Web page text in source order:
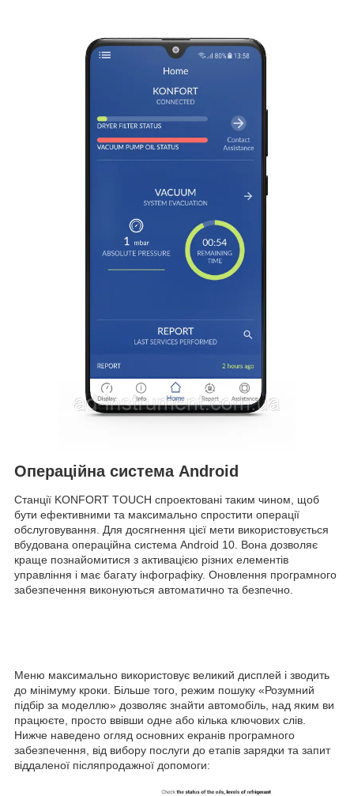
Операційна система Android
Станції KONFORT TOUCH спроектовані таким чином, щоб
бути ефективними та максимально спростити операції
обслуговування. Для досягнення цієї мети використовується
вбудована операційна система Android 10. Вона дозволяє
краще познайомитися з активацією різних елементів
управління і має багату інфографіку. Оновлення програмного
забезпечення виконуються автоматично та безпечно.
Меню максимально використовує великий дисплей і зводить
до мінімуму кроки. Більше того, режим пошуку «Розумний
підбір за моделлю» дозволяє знайти автомобіль, над яким ви
працюєте, просто ввівши одне або кілька ключових слів.
Нижче наведено огляд основних екранів програмного
забезпечення, від вибору послуги до етапів зарядки та запит
віддаленої післяпродажної допомоги: